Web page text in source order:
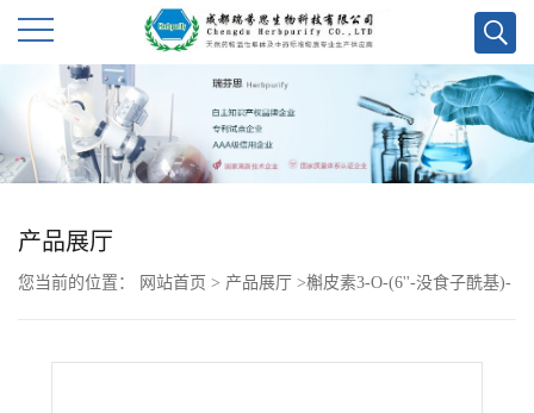
产品展厅
您当前的位置： 网站首页 > 产品展厅 >槲皮素3-O-(6''-没食子酰基)-